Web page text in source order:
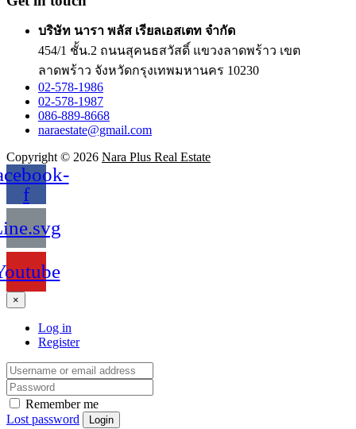
บริษัท นารา พลัส เรียลเอสเตท จำกัด
454/1 ชั้น.2 ถนนสุคนธสวัสดิ์ แขวงลาดพร้าว เขต
ลาดพร้าว จังหวัดกรุงเทพมหานคร 10230
02-578-1986
02-578-1987
086-889-8668
naraestate@gmail.com
Copyright © 2026 Nara Plus Real Estate
f
×
Log in
Register
Remember me
Lost password
Login